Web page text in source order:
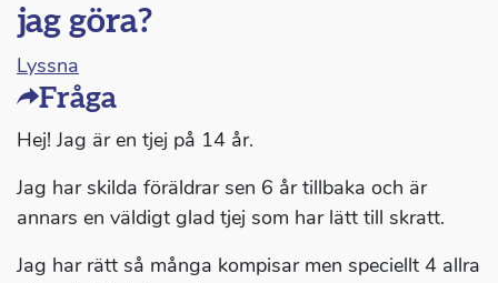
jag göra?
Lyssna
Fråga
Hej! Jag är en tjej på 14 år.
Jag har skilda föräldrar sen 6 år tillbaka och är
annars en väldigt glad tjej som har lätt till skratt.
Jag har rätt så många kompisar men speciellt 4 allra